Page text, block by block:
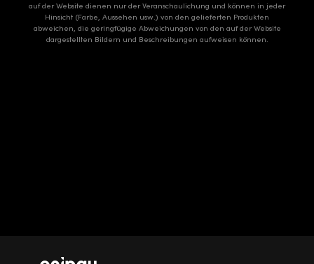
auf der Website dienen nur der Veranschaulichung und können in jeder
Hinsicht (Farbe, Aussehen usw.) von den gelieferten Produkten
abweichen, die geringfügige Abweichungen von den auf der Website
dargestellten Bildern und Beschreibungen aufweisen können.